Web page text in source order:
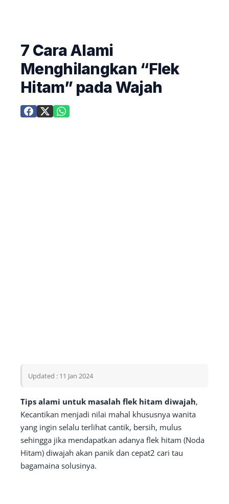
7 Cara Alami
Menghilangkan “Flek
Hitam” pada Wajah
Updated : 11 Jan 2024
Tips alami untuk masalah flek hitam diwajah,
Kecantikan menjadi nilai mahal khususnya wanita
yang ingin selalu terlihat cantik, bersih, mulus
sehingga jika mendapatkan adanya flek hitam (Noda
Hitam) diwajah akan panik dan cepat2 cari tau
bagamaina solusinya.